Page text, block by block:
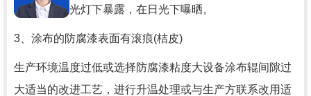
严禁在紫外光灯下暴露，在日光下曝晒。
3、涂布的防腐漆表面有滚痕(桔皮)
生产环境温度过低或选择防腐漆粘度大设备涂布辊间隙过
大适当的改进工艺，进行升温处理或与生产方联系改用适